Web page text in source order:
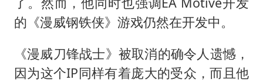
的《漫威钢铁侠》游戏仍然在开发中。
《漫威刀锋战士》被取消的确令人遗憾，
因为这个IP同样有着庞大的受众，而且他